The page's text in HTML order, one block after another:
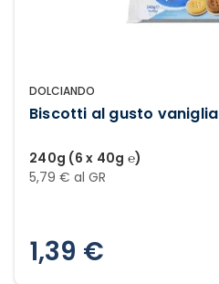
DOLCIANDO
Biscotti al gusto vaniglia
240g (6 x 40g ℮)
5,79 € al GR
1,39 €